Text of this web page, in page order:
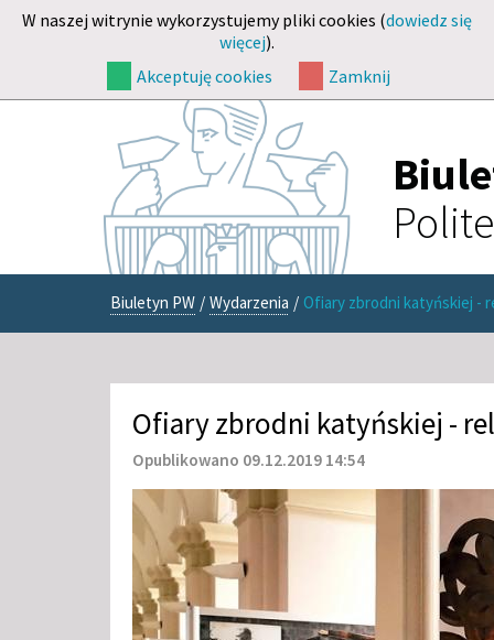
W naszej witrynie wykorzystujemy pliki cookies (dowiedz się
więcej).
Akceptuję cookies
Zamknij
Biuletyn PW / Wydarzenia / Ofiary zbrodni katyńskiej -
Ofiary zbrodni katyńskiej -
Opublikowano 09.12.2019 14:54